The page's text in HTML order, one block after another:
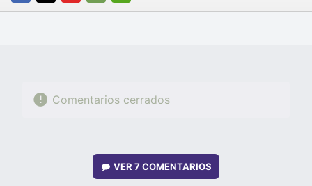
FACEBOOK
TWITTERFLIPBOARD
E-
WHATSAPP
Comentarios cerrados
VER7 COMENTARIOS